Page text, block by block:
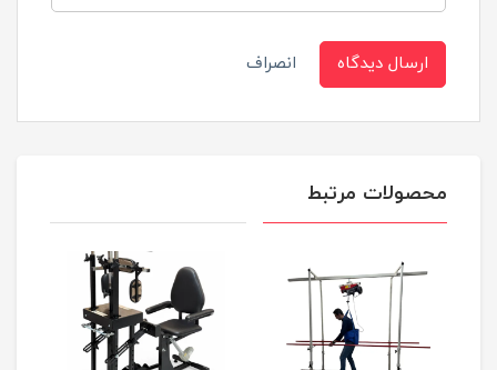
ارسال دیدگاه انصراف
محصولات مرتبط